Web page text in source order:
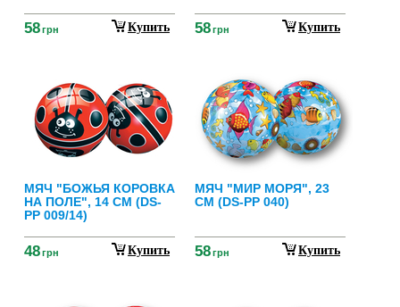
58грн Купить 58грн Купить
МЯЧ "БОЖЬЯ КОРОВКА
НА ПОЛЕ", 14 СМ (DS-
PP 009/14)
48грн Купить
МЯЧ "МИР МОРЯ", 23
СМ (DS-PP 040)
58грн Купить